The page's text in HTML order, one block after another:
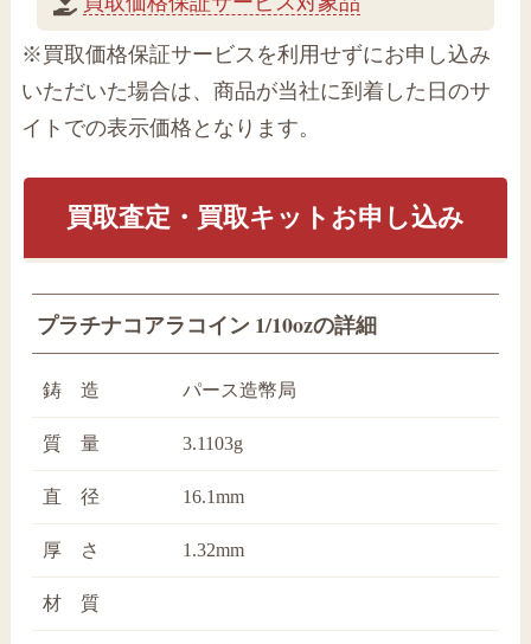
※買取価格保証サービスを利用せずにお申し込み
いただいた場合は、商品が当社に到着した日のサ
イトでの表示価格となります。
買取査定・買取キットお申し込み
プラチナコアラコイン 1/10ozの詳細
鋳 造 パース造幣局
質 量 3.1103g
直 径 16.1mm
厚 さ 1.32mm
材 質